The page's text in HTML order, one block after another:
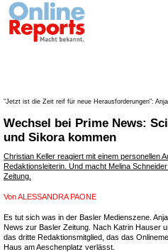
"Jetzt ist die Zeit reif für neue Herausforderungen":
Wechsel bei Prime News:
und Sikora kommen
Christian Keller reagiert mit einem personellen
Redaktionsleiterin. Und macht Melina
Zeitung.
VonALESSANDRA PAONE
Es tut sich was in der Basler Medienszene.
News zur Basler Zeitung. Nach Katrin Hauser
das dritte Redaktionsmitglied, das das
Haus am Aeschenplatz verlässt.